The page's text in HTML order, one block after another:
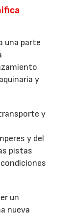
una parte
y
y
y del
pistas
un
nueva